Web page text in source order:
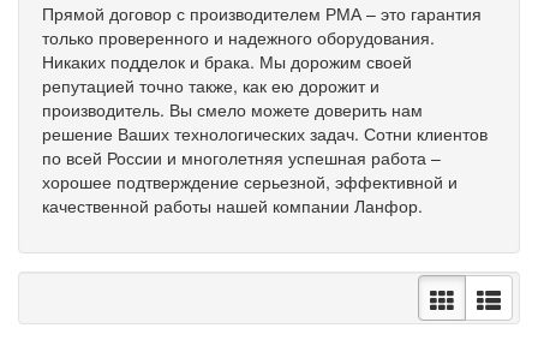
Прямой договор с производителем РМА – это гарантия
только проверенного и надежного оборудования.
Никаких подделок и брака. Мы дорожим своей
репутацией точно также, как ею дорожит и
производитель. Вы смело можете доверить нам
решение Ваших технологических задач. Сотни клиентов
по всей России и многолетняя успешная работа –
хорошее подтверждение серьезной, эффективной и
качественной работы нашей компании Ланфор.